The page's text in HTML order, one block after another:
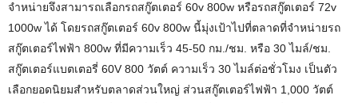
จำหน่ายจึงสามารถเลือกรถสกู๊ตเตอร์ 60v 800w หรือรถสกู๊ตเตอร์ 72v
1000w ได้ โดยรถสกู๊ตเตอร์ 60v 800w นี้มุ่งเป้าไปที่ตลาดที่จำหน่ายรถ
สกู๊ตเตอร์ไฟฟ้า 800w ที่มีความเร็ว 45-50 กม./ชม. หรือ 30 ไมล์/ชม.
สกู๊ตเตอร์แบตเตอรี่ 60V 800 วัตต์ ความเร็ว 30 ไมล์ต่อชั่วโมง เป็นตัว
เลือกยอดนิยมสำหรับตลาดส่วนใหญ่ ส่วนสกู๊ตเตอร์ไฟฟ้า 1,000 วัตต์